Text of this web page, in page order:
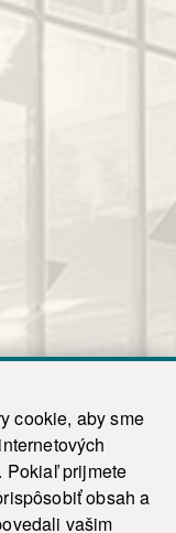
cookie, aby sme
Pokiaľ prijmete
obsah a
vašim